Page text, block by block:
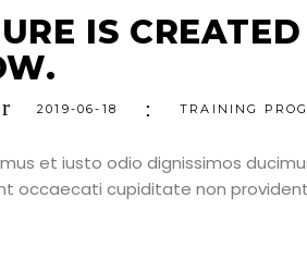
IS
2019-06-18 TRAINING
et iusto odio dignissimos
occaecati cupiditate non